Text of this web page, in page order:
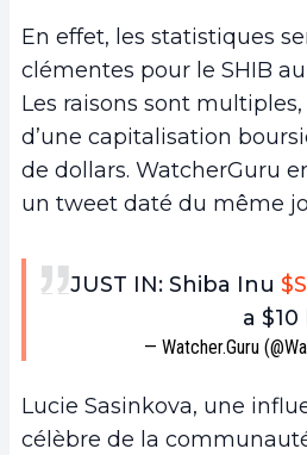
En effet, les statistiques
clémentes pour le SHIB
Les raisons sont
d’une capitalisation
de dollars. WatcherGuru
un tweet daté du même
JUST IN: Shiba Inu
a
— Watcher.Guru
Lucie Sasinkova, une
célèbre de la